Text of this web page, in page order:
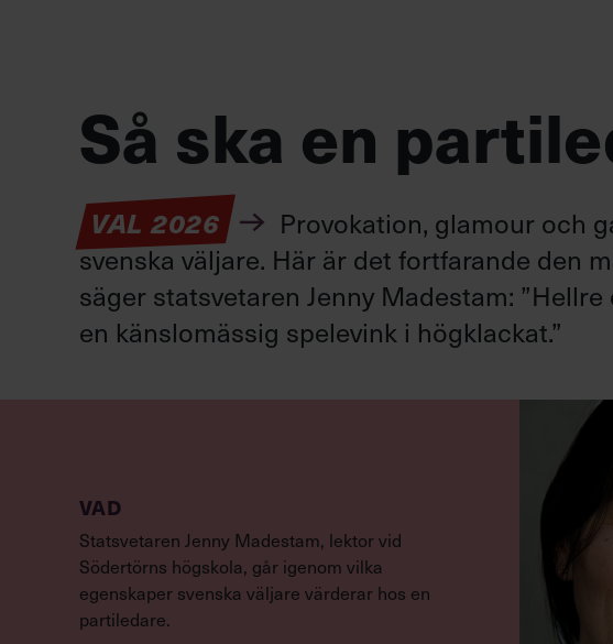
Så ska en
VAL 2026
Provokation, glamour och
svenska väljare. Här är det fortfarande den
säger statsvetaren Jenny Madestam:
en känslomässig spelevink i högklackat.”
VAD
Statsvetaren Jenny Madestam, lektor vid
Södertörns högskola, går igenom vilka
egenskaper svenska väljare värderar hos en
partiledare.